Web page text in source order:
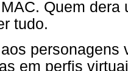
Quem
tudo.
personagens
em perfis